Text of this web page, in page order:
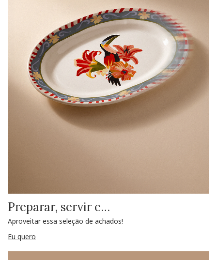
Preparar, servir e…
Aproveitar essa seleção de achados!
Eu quero